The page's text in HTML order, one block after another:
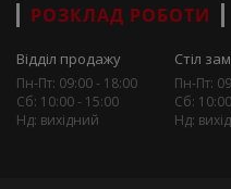
РОЗКЛАД РОБОТИ
Відділ продажу
Пн-Пт: 09:00 - 18:00
Сб: 10:00 - 15:00
Нд: вихідний
Стіл
Пн-Пт:
Сб:
Нд: